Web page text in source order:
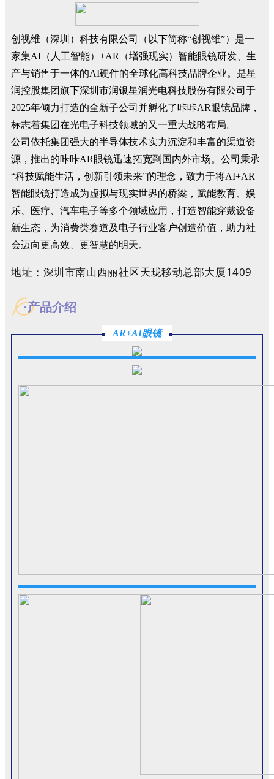
创视维（深圳）科技有限公司（以下简称“创视维”）是一
家集AI（人工智能）+AR（增强现实）智能眼镜研发、生
产与销售于一体的AI硬件的全球化高科技品牌企业。是星
润控股集团旗下深圳市润银星润光电科技股份有限公司于
2025年倾力打造的全新子公司并孵化了咔咔AR眼镜品牌，
标志着集团在光电子科技领域的又一重大战略布局。
公司依托集团强大的半导体技术实力沉淀和丰富的渠道资
源，推出的咔咔AR眼镜迅速拓宽到国内外市场。公司秉承
“科技赋能生活，创新引领未来”的理念，致力于将AI+AR
智能眼镜打造成为虚拟与现实世界的桥梁，赋能教育、娱
乐、医疗、汽车电子等多个领域应用，打造智能穿戴设备
新生态，为消费类赛道及电子行业客户创造价值，助力社
会迈向更高效、更智慧的明天。
地址：深圳市南山西丽社区天珑移动总部大厦1409
·产品介绍
AR+AI眼镜